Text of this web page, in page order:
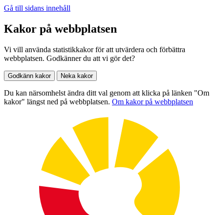
Gå till sidans innehåll
Kakor på webbplatsen
Vi vill använda statistikkakor för att utvärdera och förbättra
webbplatsen. Godkänner du att vi gör det?
Godkänn kakor Neka kakor
Du kan närsomhelst ändra ditt val genom att klicka på länken "Om
kakor" längst ned på webbplatsen. Om kakor på webbplatsen